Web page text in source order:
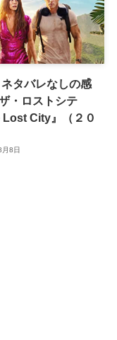
ネタバレなしの感
・ロストシテ
Lost City』（２０
8日